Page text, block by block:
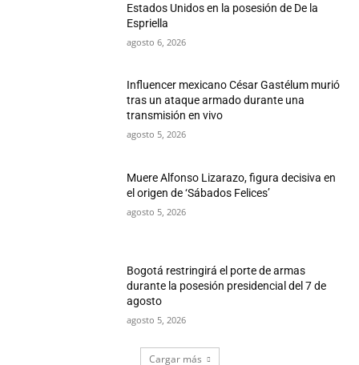
Estados Unidos en la posesión de De la
Espriella
agosto 6, 2026
Influencer mexicano César Gastélum murió
tras un ataque armado durante una
transmisión en vivo
agosto 5, 2026
Muere Alfonso Lizarazo, figura decisiva en
el origen de ‘Sábados Felices’
agosto 5, 2026
Bogotá restringirá el porte de armas
durante la posesión presidencial del 7 de
agosto
agosto 5, 2026
Cargar más